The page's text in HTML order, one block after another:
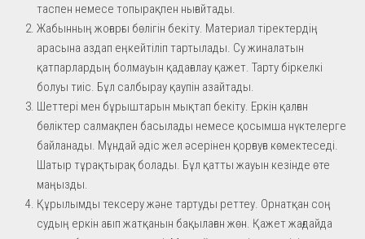
таспен немесе топырақпен нығайтады.
Жабынның жоғарғы бөлігін бекіту. Материал тіректердің
арасына аздап еңкейтіліп тартылады. Су жиналатын
қатпарлардың болмауын қадағалау қажет. Тарту біркелкі
болуы тиіс. Бұл салбырау қаупін азайтады.
Шеттері мен бұрыштарын мықтап бекіту. Еркін қалған
бөліктер салмақпен басылады немесе қосымша нүктелерге
байланады. Мұндай әдіс жел әсерінен қорғауға көмектеседі.
Шатыр тұрақтырақ болады. Бұл қатты жауын кезінде өте
маңызды.
Құрылымды тексеру және тартуды реттеу. Орнатқан соң
судың еркін ағып жатқанын бақылаған жөн. Қажет жағдайда